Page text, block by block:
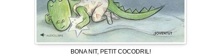
BONA NIT, PETIT COCODRIL!